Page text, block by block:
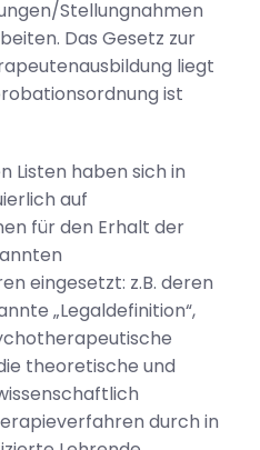
Stellungnahmen
Das Gesetz zur
liegt
ist
Listen haben sich in
auf
für den Erhalt der
eingesetzt: z.B. deren
„Legaldefinition“,
theoretische und
durch in